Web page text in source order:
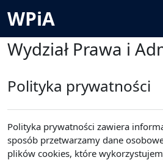
WPiA
Wydział Prawa i
Polityka prywatności
Polityka prywatności zawiera
sposób przetwarzamy dane
plików cookies, które